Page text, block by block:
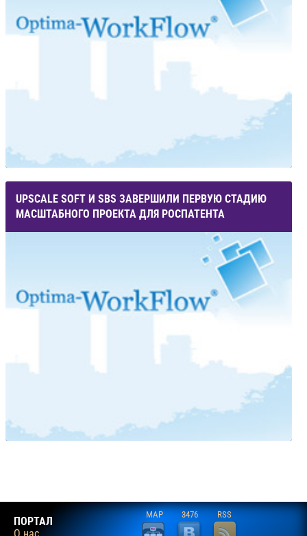
UPSCALE SOFT И SBS ЗАВЕРШИЛИ ПЕРВУЮ СТАДИЮ
МАСШТАБНОГО ПРОЕКТА ДЛЯ РОСПАТЕНТА
ПОРТАЛ
MAP 3476 RSS